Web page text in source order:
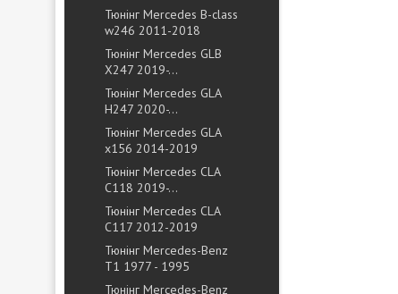
Тюнінг Mercedes B-class
w246 2011-2018
Тюнінг Mercedes GLB
X247 2019-...
Тюнінг Mercedes GLA
H247 2020-...
Тюнінг Mercedes GLA
x156 2014-2019
Тюнінг Mercedes CLA
C118 2019-...
Тюнінг Mercedes CLA
C117 2012-2019
Тюнінг Mercedes-Benz
T1 1977 - 1995
Тюнінг Mercedes-Benz